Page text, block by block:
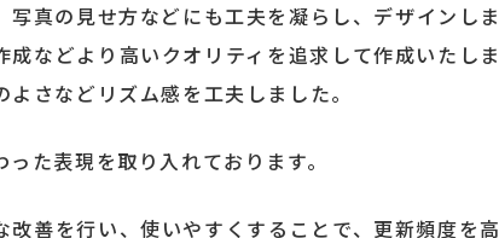
真の見せ方などにも工夫を凝らし、デザインしま
などより高いクオリティを追求して作成いたしま
さなどリズム感を工夫しました。
た表現を取り入れております。
善を行い、使いやすくすることで、更新頻度を高